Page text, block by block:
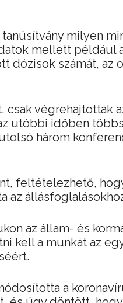
milyen
mellett például
dózisok számát, az
csak végrehajtották
utóbbi időben
három
feltételezhető,
az
az állam- és
kell a munkát az
a